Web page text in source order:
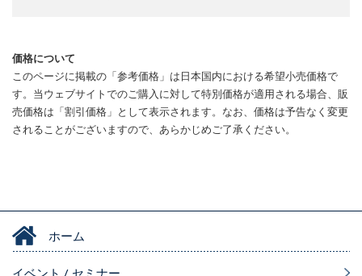
価格について
このページに掲載の「参考価格」は日本国内における希望小売価格で
す。当ウェブサイトでのご購入に対して特別価格が適用される場合、販
売価格は「割引価格」として表示されます。なお、価格は予告なく変更
されることがございますので、あらかじめご了承ください。
ホーム
イベント / セミナー